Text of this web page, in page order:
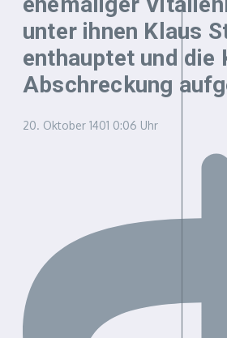
unter ihnen Klaus
enthauptet und die
Abschreckung
20. Oktober 1401 0:06 Uhr